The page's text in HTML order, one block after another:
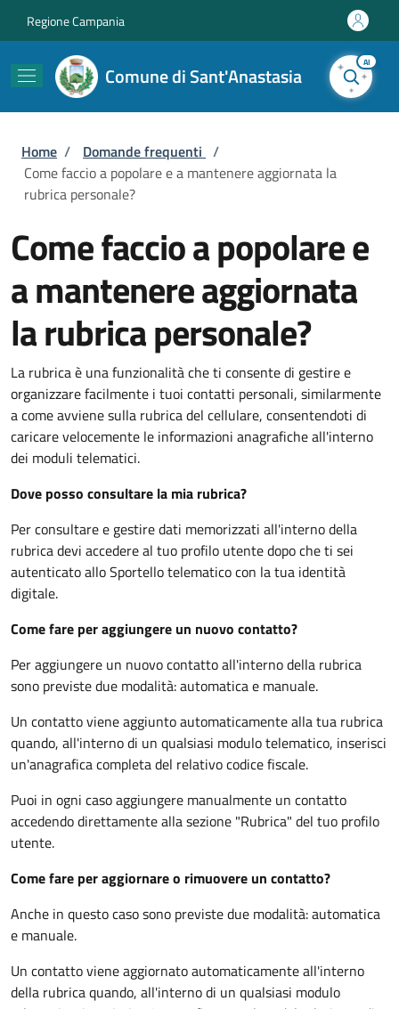
Regione Campania
Comune di Sant'Anastasia
AI
Briciole di pane
Home / Domande frequenti /
Come faccio a popolare e a mantenere aggiornata la
rubrica personale?
Come faccio a popolare e
a mantenere aggiornata
la rubrica personale?
La rubrica è una funzionalità che ti consente di gestire e
organizzare facilmente i tuoi contatti personali, similarmente
a come avviene sulla rubrica del cellulare, consentendoti di
caricare velocemente le informazioni anagrafiche all'interno
dei moduli telematici.
Dove posso consultare la mia rubrica?
Per consultare e gestire dati memorizzati all'interno della
rubrica devi accedere al tuo profilo utente dopo che ti sei
autenticato allo Sportello telematico con la tua identità
digitale.
Come fare per aggiungere un nuovo contatto?
Per aggiungere un nuovo contatto all'interno della rubrica
sono previste due modalità: automatica e manuale.
Un contatto viene aggiunto automaticamente alla tua rubrica
quando, all'interno di un qualsiasi modulo telematico, inserisci
un'anagrafica completa del relativo codice fiscale.
Puoi in ogni caso aggiungere manualmente un contatto
accedendo direttamente alla sezione "Rubrica" del tuo profilo
utente.
Come fare per aggiornare o rimuovere un contatto?
Anche in questo caso sono previste due modalità: automatica
e manuale.
Un contatto viene aggiornato automaticamente all'interno
della rubrica quando, all'interno di un qualsiasi modulo